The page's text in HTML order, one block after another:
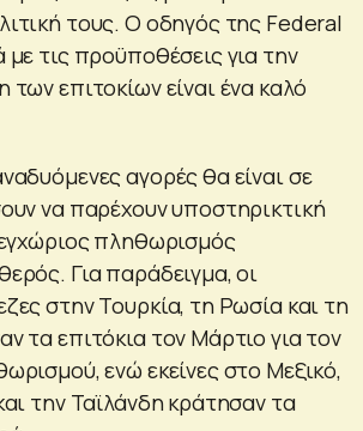
τους. Ο οδηγός της Federal
με τις προϋποθέσεις για την
των επιτοκίων είναι ένα καλό
αγορές θα είναι σε
να παρέχουν υποστηρικτική
πληθωρισμός
Για παράδειγμα, οι
στην Τουρκία, τη Ρωσία και τη
τα επιτόκια τον Μάρτιο για τον
ενώ εκείνες στο Μεξικό,
την Ταϊλάνδη κράτησαν τα